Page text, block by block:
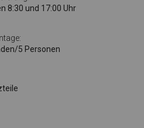
8:30 und 17:00 Uhr
5 Personen